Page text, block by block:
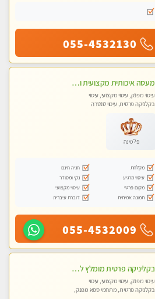
055-4532130
מעסה איכותית מקצועית ומפנקת בהרצליה
עיסוי מפנק, עיסוי מקצועי, עיסוי
בקלניקה פרטית, עיסוי טנטרה
פלטינה
מקלחת
חניה חינם
עיסוי מרגיע
נקי ומסודר
מקום פרטי
עיסוי מקצועי
תמונה אמיתית
דוברת עיברית
055-4532009
בקליניקה פרטית מומלץ לחלוטין! כל סוגי העיסויים מעסה מקצועית ואיכותית פרטי!!
עיסוי מפנק, עיסוי מקצועי, עיסוי
בקלניקה פרטית, מתחמי ספא מפנק,